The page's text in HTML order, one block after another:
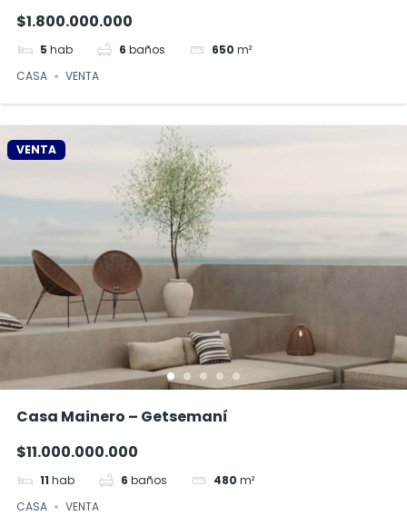
$1.800.000.000
5 hab 6 baños 650 m²
CASA
VENTA
VENTA
Casa Mainero – Getsemaní
$11.000.000.000
11 hab 6 baños 480 m²
CASA
VENTA